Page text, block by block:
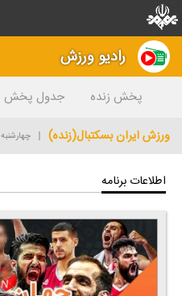
رادیو ورزش
پخش زنده جدول پخش
ورزش ایران بسكتبال(زنده)
چهارشنبه ۱۹ خرداد ۱۴۰۰
اطلاعات برنامه